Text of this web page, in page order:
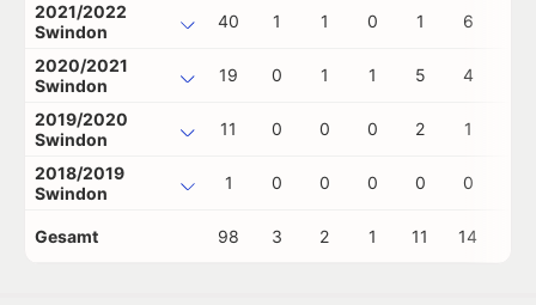
2021/2022
Swindon
40 1 1 0 1 6
2020/2021
Swindon
19 0 1 1 5 4
2019/2020
Swindon
11 0 0 0 2 1
2018/2019
Swindon
1 0 0 0 0 0
Gesamt 98 3 2 1 11 14